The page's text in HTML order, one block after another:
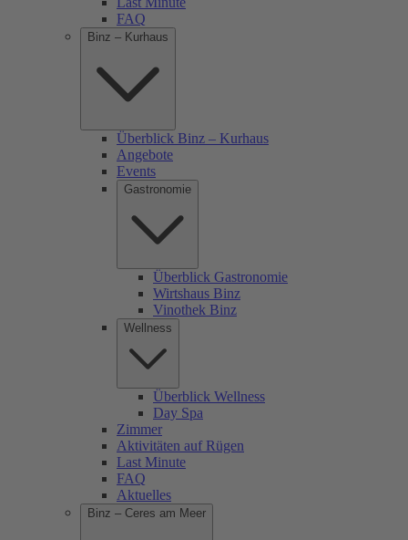
FAQ
Binz – Kurhaus
Überblick Binz – Kurhaus
Angebote
Events
Gastronomie
Überblick Gastronomie
Wirtshaus Binz
Vinothek Binz
Wellness
Überblick Wellness
Day Spa
Zimmer
Aktivitäten auf Rügen
Last Minute
FAQ
Aktuelles
Binz – Ceres am Meer